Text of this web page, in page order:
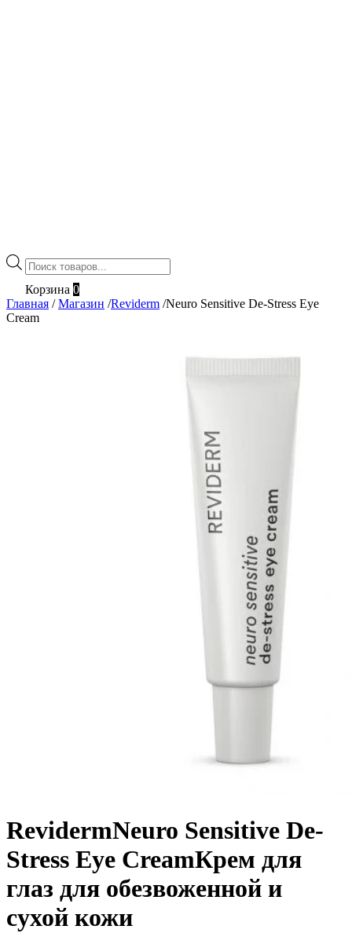
Поиск
товаров
Корзина 0
Главная / Магазин /Reviderm /Neuro Sensitive De-Stress Eye
Cream
RevidermNeuro Sensitive De-
Stress Eye CreamКрем для
глаз для обезвоженной и
сухой кожи